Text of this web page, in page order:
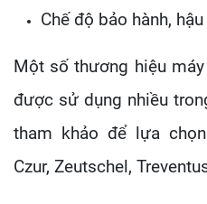
Chế độ bảo hành,
Một số thương hiệu
được sử dụng nhiều
tham khảo để lựa
Czur, Zeutschel,